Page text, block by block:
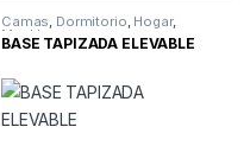
Camas, Dormitorio, Hogar,
Muebles
BASE TAPIZADA ELEVABLE